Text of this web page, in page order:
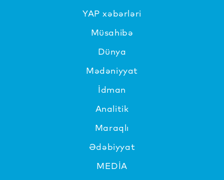
YAP xəbərləri
Müsahibə
Dünya
Mədəniyyat
İdman
Analitik
Maraqlı
Ədəbiyyat
MEDİA